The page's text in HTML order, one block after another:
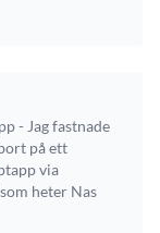
- Jag fastnade
på ett
via
heter Nas